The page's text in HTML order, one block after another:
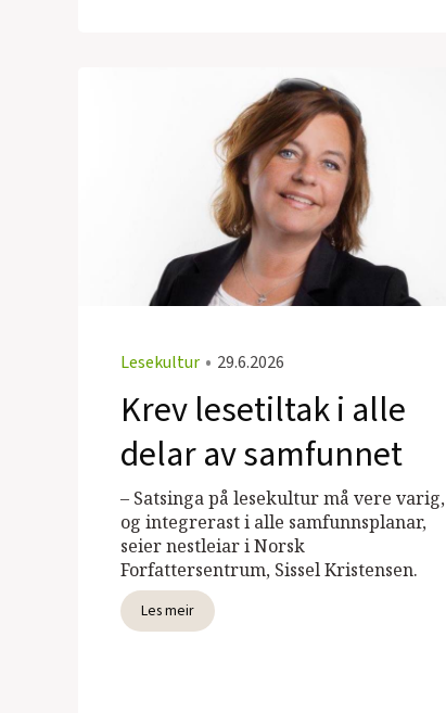
Lesekultur • 29.6.2026
Krev lesetiltak i alle
delar av samfunnet
– Satsinga på lesekultur må vere varig,
og integrerast i alle samfunnsplanar,
seier nestleiar i Norsk
Forfattersentrum, Sissel Kristensen.
Les meir